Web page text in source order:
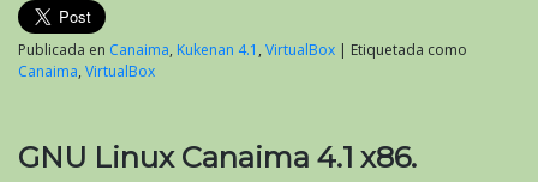
Publicada en Canaima, Kukenan 4.1 , VirtualBox | Etiquetada como
Canaima, VirtualBox
GNU Linux Canaima 4.1 x86.